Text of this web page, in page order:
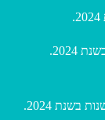
בשנת 2024.